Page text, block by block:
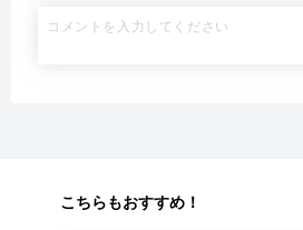
こちらもおすすめ！